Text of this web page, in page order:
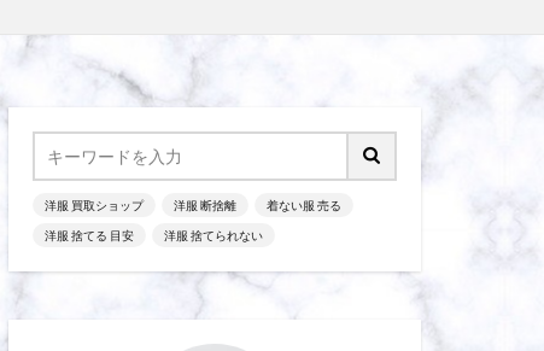
洋服 買取ショップ 洋服 断捨離 着ない服 売る
洋服 捨てる 目安 洋服 捨てられない